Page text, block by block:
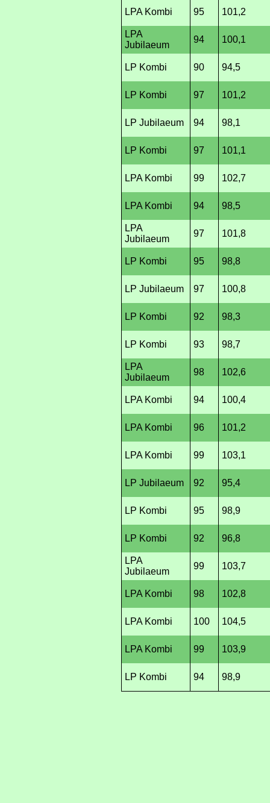
LPA Kombi 95 101,2
LPA
Jubilaeum
94 100,1
LP Kombi 90 94,5
LP Kombi 97 101,2
LP Jubilaeum 94 98,1
LP Kombi 97 101,1
LPA Kombi 99 102,7
LPA Kombi 94 98,5
LPA
Jubilaeum
97 101,8
LP Kombi 95 98,8
LP Jubilaeum 97 100,8
LP Kombi 92 98,3
LP Kombi 93 98,7
LPA
Jubilaeum
98 102,6
LPA Kombi 94 100,4
LPA Kombi 96 101,2
LPA Kombi 99 103,1
LP Jubilaeum 92 95,4
LP Kombi 95 98,9
LP Kombi 92 96,8
LPA
Jubilaeum
99 103,7
LPA Kombi 98 102,8
LPA Kombi 100 104,5
LPA Kombi 99 103,9
LP Kombi 94 98,9